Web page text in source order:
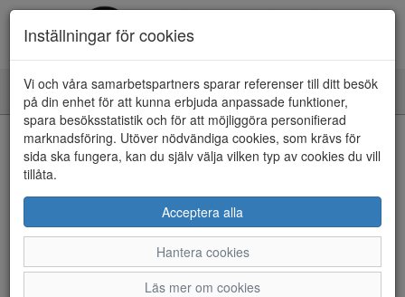
Toggle
navigation
HEM
Inställningar för cookies
Vi och våra samarbetspartners sparar referenser till ditt besök
på din enhet för att kunna erbjuda anpassade funktioner,
spara besöksstatistik och för att möjliggöra personifierad
marknadsföring. Utöver nödvändiga cookies, som krävs för
sida ska fungera, kan du själv välja vilken typ av cookies du vill
tillåta.
Acceptera alla
Hantera cookies
Läs mer om cookies